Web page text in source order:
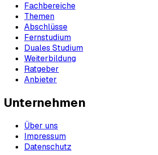
Fachbereiche
Themen
Abschlüsse
Fernstudium
Duales Studium
Weiterbildung
Ratgeber
Anbieter
Unternehmen
Über uns
Impressum
Datenschutz